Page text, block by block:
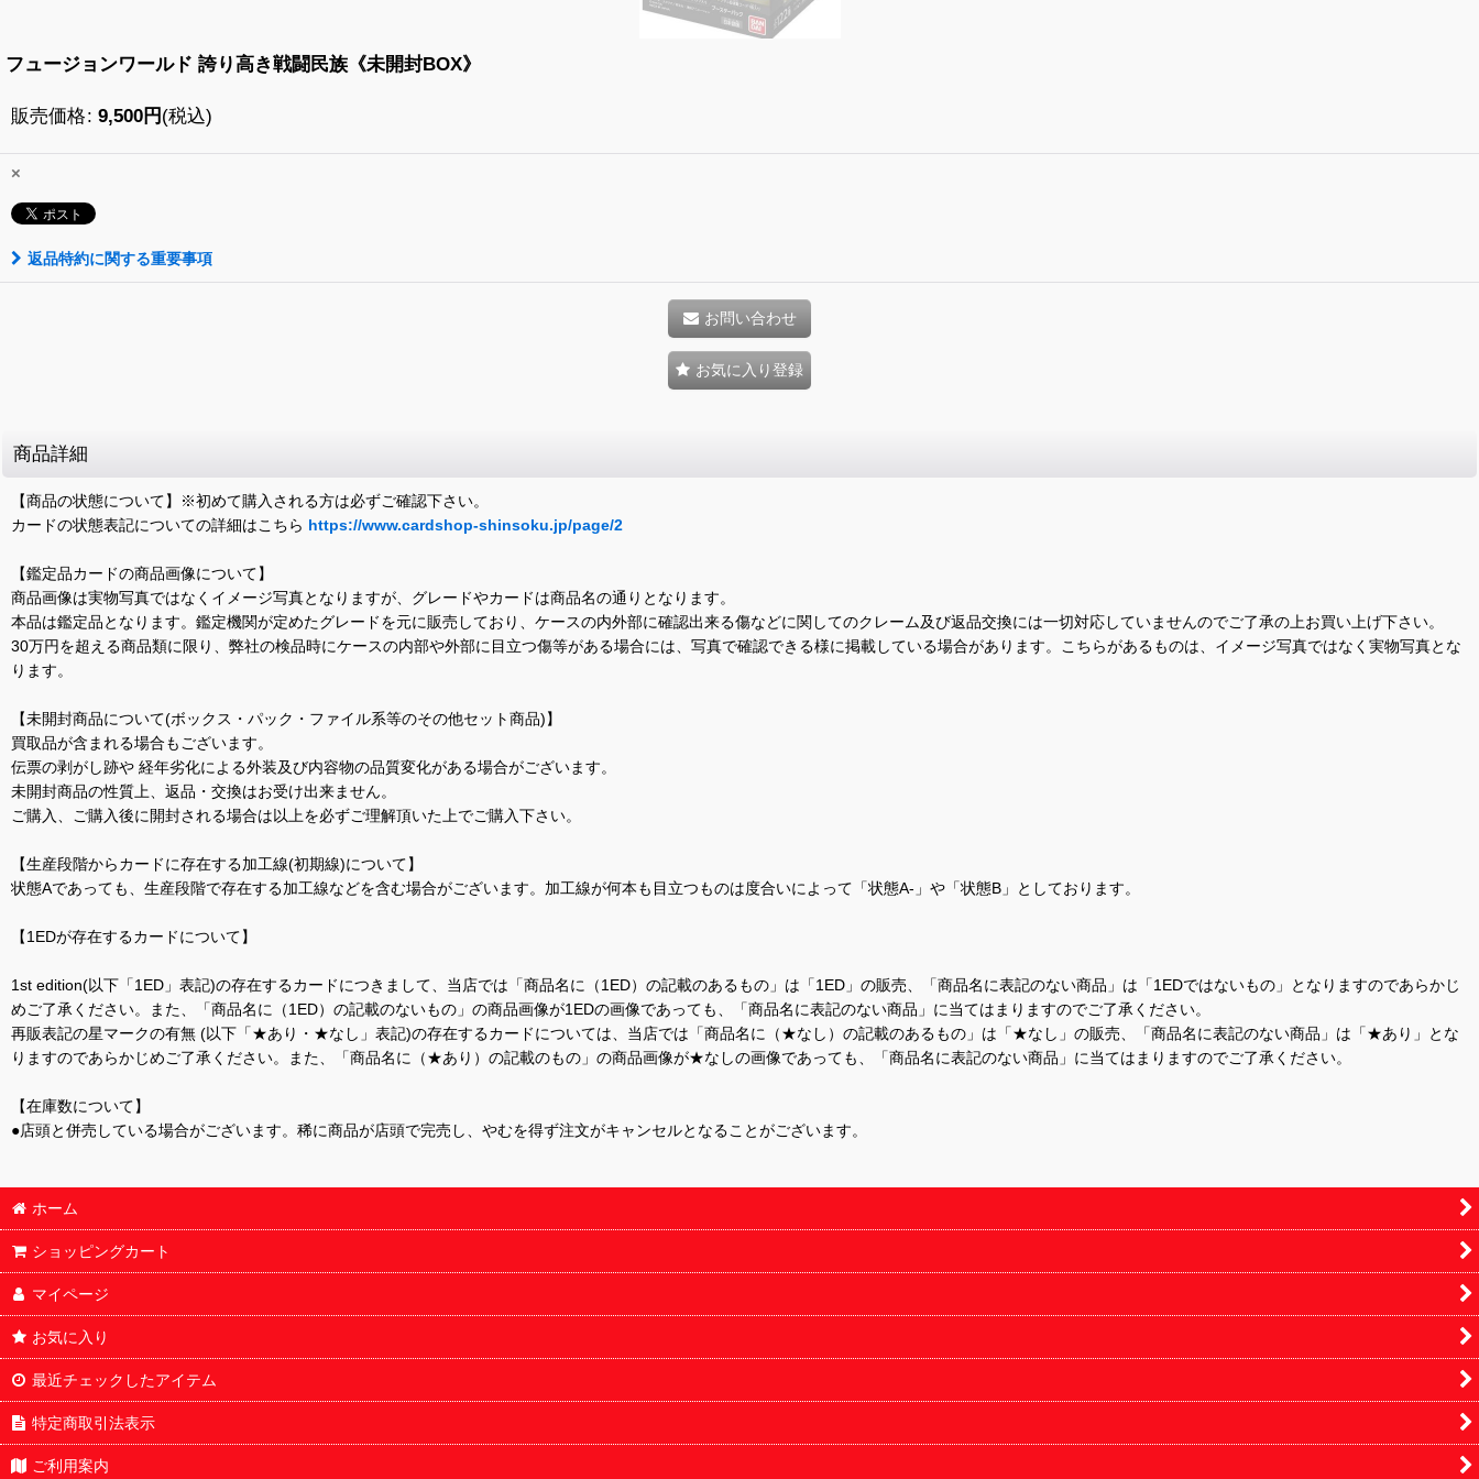
フュージョンワールド 誇り高き戦闘民族《未開封BOX》
販売価格: 9,500円 (税込)
×
返品特約に関する重要事項
お問い合わせ
お気に入り登録
商品詳細
【商品の状態について】※初めて購入される方は必ずご確認下さい。
カードの状態表記についての詳細はこちら https://www.cardshop-shinsoku.jp/page/2
【鑑定品カードの商品画像について】
商品画像は実物写真ではなくイメージ写真となりますが、グレードやカードは商品名の通りとなります。
本品は鑑定品となります。鑑定機関が定めたグレードを元に販売しており、ケースの内外部に確認出来る傷などに関してのクレーム及び返品交換には一切対応していませんのでご了承の上お買い上げ下さい。
30万円を超える商品類に限り、弊社の検品時にケースの内部や外部に目立つ傷等がある場合には、写真で確認できる様に掲載している場合があります。こちらがあるものは、イメージ写真ではなく実物写真とな
ります。
【未開封商品について(ボックス・パック・ファイル系等のその他セット商品)】
買取品が含まれる場合もございます。
伝票の剥がし跡や 経年劣化による外装及び内容物の品質変化がある場合がございます。
未開封商品の性質上、返品・交換はお受け出来ません。
ご購入、ご購入後に開封される場合は以上を必ずご理解頂いた上でご購入下さい。
【生産段階からカードに存在する加工線(初期線)について】
状態Aであっても、生産段階で存在する加工線などを含む場合がございます。加工線が何本も目立つものは度合いによって「状態A-」や「状態B」としております。
【1EDが存在するカードについて】
1st edition(以下「1ED」表記)の存在するカードにつきまして、当店では「商品名に（1ED）の記載のあるもの」は「1ED」の販売、「商品名に表記のない商品」は「1EDではないもの」となりますのであらかじ
めご了承ください。また、「商品名に（1ED）の記載のないもの」の商品画像が1EDの画像であっても、「商品名に表記のない商品」に当てはまりますのでご了承ください。
再販表記の星マークの有無 (以下「★あり・★なし」表記)の存在するカードについては、当店では「商品名に（★なし）の記載のあるもの」は「★なし」の販売、「商品名に表記のない商品」は「★あり」とな
りますのであらかじめご了承ください。また、「商品名に（★あり）の記載のもの」の商品画像が★なしの画像であっても、「商品名に表記のない商品」に当てはまりますのでご了承ください。
【在庫数について】
●店頭と併売している場合がございます。稀に商品が店頭で完売し、やむを得ず注文がキャンセルとなることがございます。
ホーム
ショッピングカート
マイページ
お気に入り
最近チェックしたアイテム
特定商取引法表示
ご利用案内